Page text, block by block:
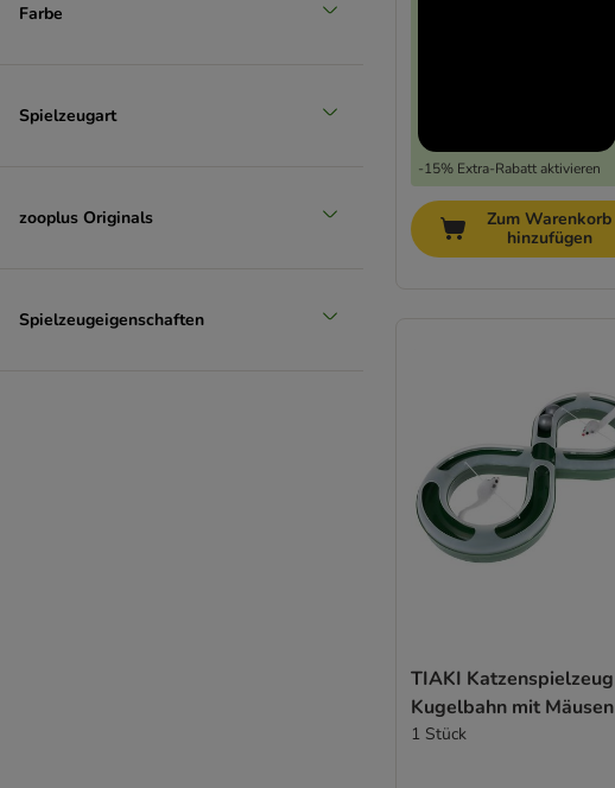
Farbe
Spielzeugart
zooplus Originals
Spielzeugeigenschaften
-15% Extra-Rabatt aktivieren
Zum Warenkorb
hinzufügen
TIAKI Katzenspielzeug
Kugelbahn mit Mäusen
1 Stück